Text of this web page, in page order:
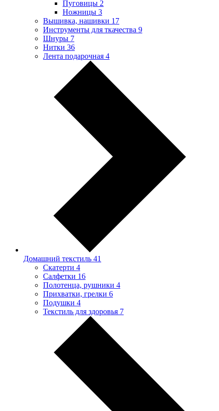
Пуговицы 2
Ножницы 3
Вышивка, нашивки 17
Инструменты для ткачества 9
Шнуры 7
Нитки 36
Лента подарочная 4
Домашний текстиль 41
Скатерти 4
Салфетки 16
Полотенца, рушники 4
Прихватки, грелки 6
Подушки 4
Текстиль для здоровья 7